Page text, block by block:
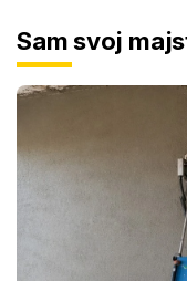
Sam svoj